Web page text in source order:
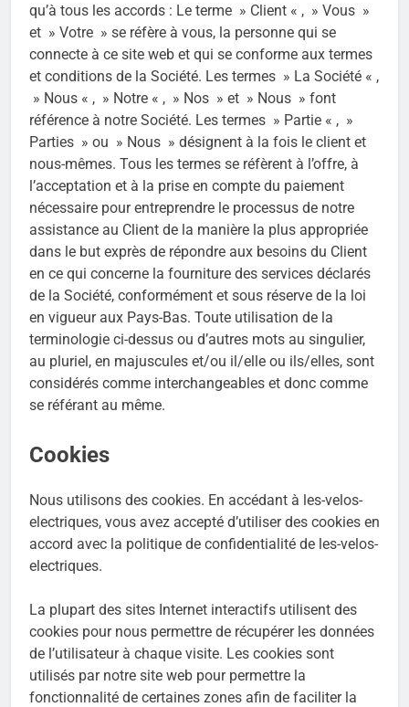
qu’à tous les accords : Le terme » Client « , » Vous »
et » Votre » se réfère à vous, la personne qui se
connecte à ce site web et qui se conforme aux termes
et conditions de la Société. Les termes » La Société « ,
» Nous « , » Notre « , » Nos » et » Nous » font
référence à notre Société. Les termes » Partie « , »
Parties » ou » Nous » désignent à la fois le client et
nous-mêmes. Tous les termes se réfèrent à l’offre, à
l’acceptation et à la prise en compte du paiement
nécessaire pour entreprendre le processus de notre
assistance au Client de la manière la plus appropriée
dans le but exprès de répondre aux besoins du Client
en ce qui concerne la fourniture des services déclarés
de la Société, conformément et sous réserve de la loi
en vigueur aux Pays-Bas. Toute utilisation de la
terminologie ci-dessus ou d’autres mots au singulier,
au pluriel, en majuscules et/ou il/elle ou ils/elles, sont
considérés comme interchangeables et donc comme
se référant au même.
Cookies
Nous utilisons des cookies. En accédant à les-velos-
electriques, vous avez accepté d’utiliser des cookies en
accord avec la politique de confidentialité de les-velos-
electriques.
La plupart des sites Internet interactifs utilisent des
cookies pour nous permettre de récupérer les données
de l’utilisateur à chaque visite. Les cookies sont
utilisés par notre site web pour permettre la
fonctionnalité de certaines zones afin de faciliter la